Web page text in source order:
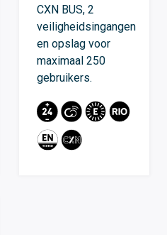
CXN BUS, 2
veiligheidsingangen
en opslag voor
maximaal 250
gebruikers.